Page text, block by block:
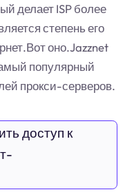
делает ISP более
степень его
оно.Jazznet
популярный
прокси-серверов.
доступ к